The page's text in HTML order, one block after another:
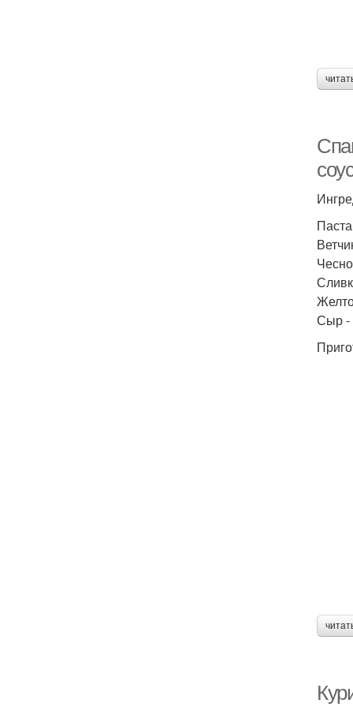
Сыр -